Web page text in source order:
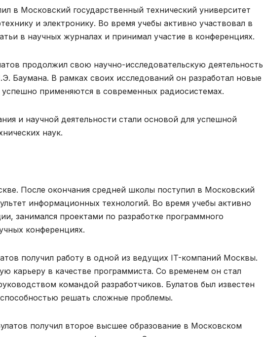
в Московский государственный технический университет
и электронику. Во время учебы активно участвовал в
в научных журналах и принимал участие в конференциях.
продолжил свою научно-исследовательскую деятельность
Баумана. В рамках своих исследований он разработал новые
применяются в современных радиосистемах.
и научной деятельности стали основой для успешной
наук.
После окончания средней школы поступил в Московский
информационных технологий. Во время учебы активно
занимался проектами по разработке программного
конференциях.
получил работу в одной из ведущих IT-компаний Москвы.
карьеру в качестве программиста. Со временем он стал
командой разработчиков. Булатов был известен
решать сложные проблемы.
получил второе высшее образование в Московском